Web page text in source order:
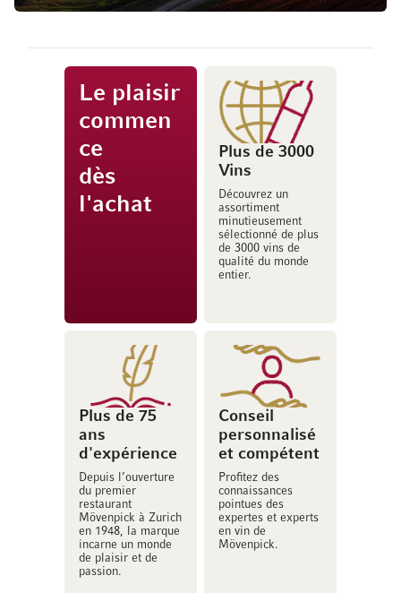
Le plaisir
commen
ce
dès
l'achat
Plus de 3000
Vins
Découvrez un
assortiment
minutieusement
sélectionné de plus
de 3000 vins de
qualité du monde
entier.
Plus de 75
ans
d'expérience
Depuis l’ouverture
du premier
restaurant
Mövenpick à Zurich
en 1948, la marque
incarne un monde
de plaisir et de
passion.
Conseil
personnalisé
et compétent
Profitez des
connaissances
pointues des
expertes et experts
en vin de
Mövenpick.